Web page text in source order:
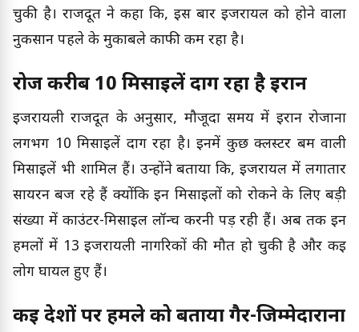
चुकी है। राजदूत ने कहा कि, इस बार इजरायल को होने वाला
नुकसान पहले के मुकाबले काफी कम रहा है।
रोज करीब 10 मिसाइलें दाग रहा है ईरान
इजरायली राजदूत के अनुसार, मौजूदा समय में ईरान रोजाना
लगभग 10 मिसाइलें दाग रहा है। इनमें कुछ क्लस्टर बम वाली
मिसाइलें भी शामिल हैं। उन्होंने बताया कि, इजरायल में लगातार
सायरन बज रहे हैं क्योंकि इन मिसाइलों को रोकने के लिए बड़ी
संख्या में काउंटर-मिसाइल लॉन्च करनी पड़ रही हैं। अब तक इन
हमलों में 13 इजरायली नागरिकों की मौत हो चुकी है और कई
लोग घायल हुए हैं।
कई देशों पर हमले को बताया गैर-जिम्मेदाराना